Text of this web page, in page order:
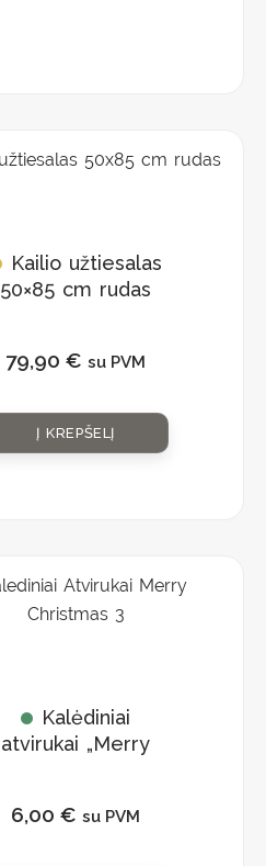
Kailio užtiesalas
50×85 cm rudas
79,90 € su PVM
Į KREPŠELĮ
Kalėdiniai
atvirukai „Merry
6,00 € su PVM